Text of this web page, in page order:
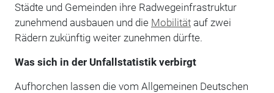
Städte und Gemeinden ihre Radwegeinfrastruktur
zunehmend ausbauen und die Mobilitätauf zwei
Rädern zukünftig weiter zunehmen dürfte.
Was sich in der Unfallstatistik verbirgt
Aufhorchen lassen die vom Allgemeinen Deutschen